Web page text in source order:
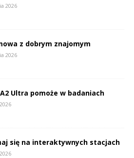
2026
z dobrym znajomym
2026
A2 Ultra pomoże w badaniach
się na interaktywnych stacjach